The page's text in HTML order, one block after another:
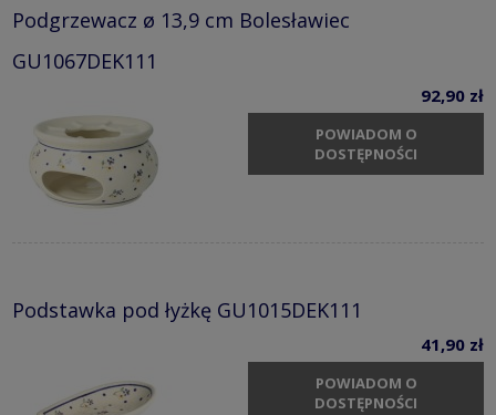
Podgrzewacz ø 13,9 cm Bolesławiec
GU1067DEK111
92,90 zł
POWIADOM O
DOSTĘPNOŚCI
Podstawka pod łyżkę GU1015DEK111
41,90 zł
POWIADOM O
DOSTĘPNOŚCI